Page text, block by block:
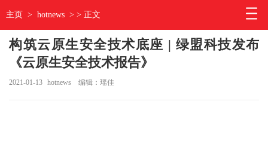
主页 > hotnews > > 正文
构筑云原生安全技术底座 | 绿盟科技发布
《云原生安全技术报告》
2021-01-13 hotnews 编辑：瑶佳